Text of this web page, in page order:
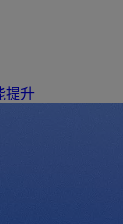
提升